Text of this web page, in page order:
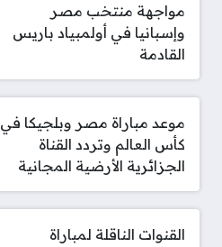
مواجهة منتخب مصر
وإسبانيا في أولمبياد باريس
القادمة
موعد مباراة مصر وبلجيكا في
كأس العالم وتردد القناة
الجزائرية الأرضية المجانية
القنوات الناقلة لمباراة